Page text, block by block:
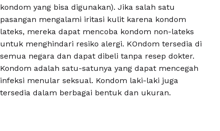
kondom yang bisa digunakan). Jika salah satu
pasangan mengalami iritasi kulit karena kondom
lateks, mereka dapat mencoba kondom non-lateks
untuk menghindari resiko alergi. KOndom tersedia di
semua negara dan dapat dibeli tanpa resep dokter.
Kondom adalah satu-satunya yang dapat mencegah
infeksi menular seksual. Kondom laki-laki juga
tersedia dalam berbagai bentuk dan ukuran.